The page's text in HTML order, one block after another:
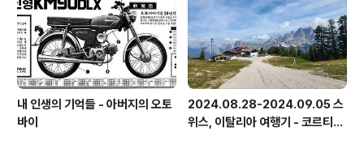
내 인생의 기억들 - 아버지의 오토
바이
2024.08.28-2024.09.05 스
위스, 이탈리아 여행기 - 코르티나